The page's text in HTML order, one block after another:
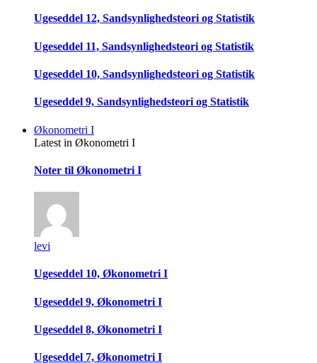
Ugeseddel 12, Sandsynlighedsteori og Statistik
Ugeseddel 11, Sandsynlighedsteori og Statistik
Ugeseddel 10, Sandsynlighedsteori og Statistik
Ugeseddel 9, Sandsynlighedsteori og Statistik
Økonometri I
Latest in Økonometri I
Noter til Økonometri I
levi
Ugeseddel 10, Økonometri I
Ugeseddel 9, Økonometri I
Ugeseddel 8, Økonometri I
Ugeseddel 7, Økonometri I